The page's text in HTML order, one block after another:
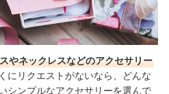
やネックレスなどのアクセサリー
にリクエストがないなら、どんな
シンプルなアクセサリーを選んで